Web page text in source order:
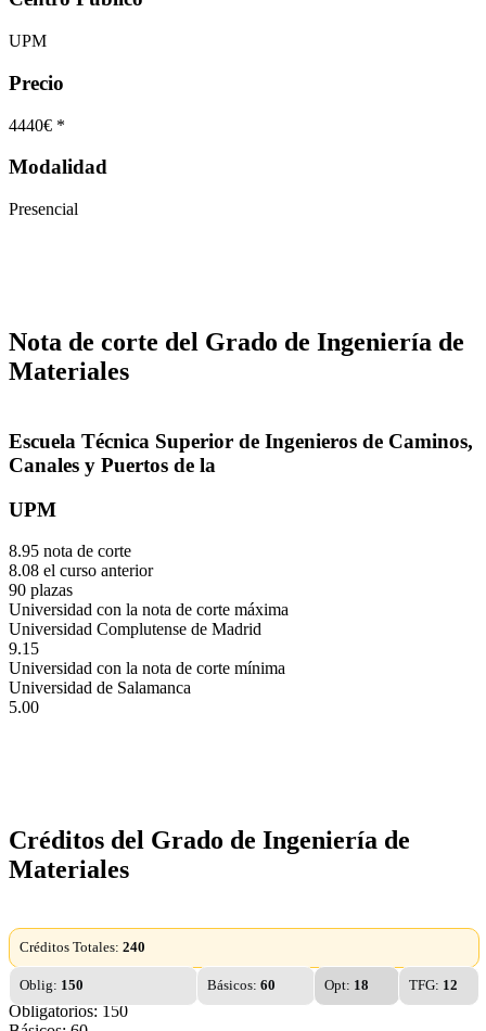
UPM
Precio
4440€ *
Modalidad
Presencial
Nota de corte del Grado de Ingeniería de
Materiales
Escuela Técnica Superior de Ingenieros de Caminos,
Canales y Puertos de la
UPM
8.95 nota de corte
8.08 el curso anterior
90 plazas
Universidad con la nota de corte máxima
Universidad Complutense de Madrid
9.15
Universidad con la nota de corte mínima
Universidad de Salamanca
5.00
Créditos del Grado de Ingeniería de
Materiales
Créditos Totales: 240
Oblig: 150 Básicos: 60 Opt: 18 TFG: 12
Obligatorios: 150